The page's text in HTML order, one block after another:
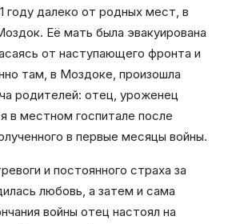
году далеко от родных мест, в
Её мать была эвакуирована
от наступающего фронта и
там, в Моздоке, произошла
родителей: отец, уроженец
в местном госпитале после
в первые месяцы войны.
и постоянного страха за
любовь, а затем и сама
войны отец настоял на